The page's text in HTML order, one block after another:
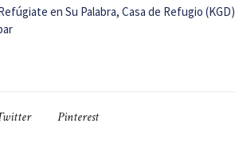
en Su Palabra, Casa de Refugio (KGD)
Pinterest